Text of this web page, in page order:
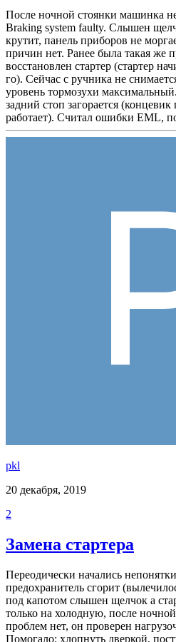
После ночной стоянки машинка
Braking system faulty. Слышен
крутит, панель приборов не
причин нет. Ранее была такая же
восстановлен стартер (стартер
го). Сейчас с ручника не
уровень тормозухи
задний стоп загорается (концевик
работает). Считал ошибки EML,
pkl
20 декабря, 2019
2
Замена стартера
Переодически начались
предохранитель сгорит
под капотом слышен щелчок а
только на холодную, после
проблем нет, он проверен
Помогало: хлопнуть дверкой,